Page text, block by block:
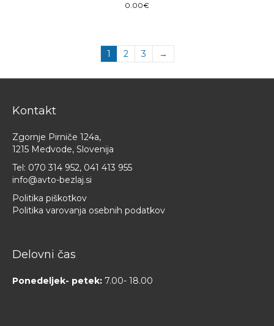
0.00€
1 2 3 →
Kontakt
Zgornje Pirniče 124a,
1215 Medvode, Slovenija
Tel: 070 314 952, 041 413 955
info@avto-bezlaj.si
Politika piškotkov
Politika varovanja osebnih podatkov
Delovni čas
Ponedeljek- petek: 7.00- 18.00